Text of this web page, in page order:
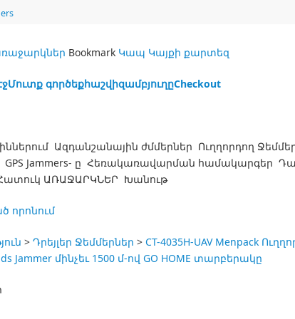
Bookmark Կապ Կայքի քարտեզ
Մուտք գործեքհաշվիզամբյուղըCheckout
Ազդանշանային ժմմերներ Ուղղորդող
ը GPS Jammers- ը Հեռակառավարման համակարգեր
ԱՌԱՋԱՐԿՆԵՐ Խանութ
որոնում
> Դրեյլեր Ջեմմերներ > CT-4035H-UAV Menpack
Jammer մինչեւ 1500 մ-ով GO HOME տարբերակը